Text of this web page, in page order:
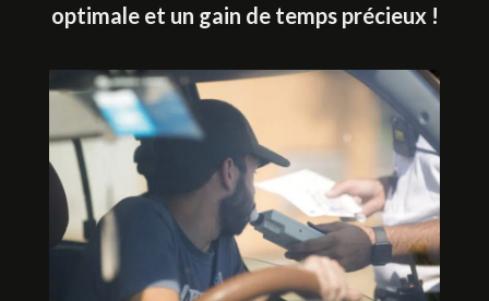
optimale et un gain de temps précieux !